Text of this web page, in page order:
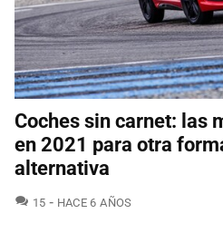
Coches sin carnet: las
en 2021 para otra
alternativa
15 COMENTARIOS
HACE 6 AÑOS